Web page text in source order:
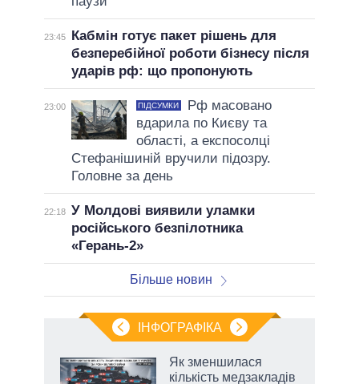
23:45
Кабмін готує пакет рішень для
безперебійної роботи бізнесу після
ударів рф: що пропонують
23:00 ПІДСУМКИ
Рф масовано
вдарила по Києву та
області, а експосолці
Стефанішиній вручили підозру.
Головне за день
22:18 У Молдові виявили уламки
російського безпілотника
«Герань-2»
Більше новин
ІНФОГРАФІКА
Як зменшилася
кількість медзакладів